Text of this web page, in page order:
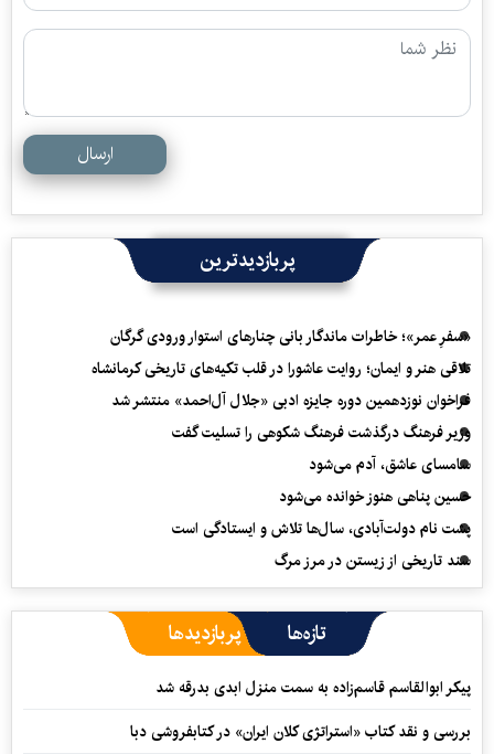
ارسال
پربازدیدترین
«سفرِ عمر»؛ خاطرات ماندگار بانی چنارهای استوار ورودی گرگان
تلاقی هنر و ایمان؛ روایت عاشورا در قلب تکیه‌های تاریخی کرمانشاه
فراخوان نوزدهمین دوره جایزه ادبی «جلال آل‌احمد» منتشر شد
وزیر فرهنگ درگذشت فرهنگ شکوهی را تسلیت گفت
سامسای عاشق، آدم می‌شود
حسین پناهی هنوز خوانده می‌شود
پشت نام دولت‌آبادی، سال‌ها تلاش و ایستادگی است
سند تاریخی از زیستن در مرز مرگ
تازه‌ها پربازدیدها
پیکر ابوالقاسم قاسم‌زاده به سمت منزل ابدی بدرقه شد
بررسی و نقد کتاب «استراتژی کلان ایران» در کتابفروشی دبا